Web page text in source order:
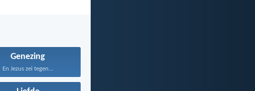
Genezing
En Jezus zei tegen...